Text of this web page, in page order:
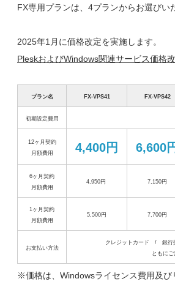
FX専用プランは、4プランからお選びい
2025年1月に価格改定を実施します。
PleskおよびWindows関連サービス価格
プラン名 FX-VPS41 FX-VPS42
初期設定費用
12ヶ月契約
月額費用
4,400円 6,600
6ヶ月契約
月額費用
4,950円 7,150円
1ヶ月契約
月額費用
5,500円 7,700円
お支払い方法
クレジットカード / 銀
ともに
※価格は、Windowsライセンス費用及